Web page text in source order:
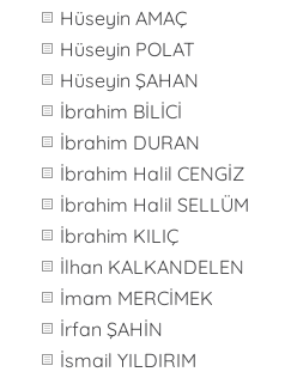
Hüseyin AMAÇ
Hüseyin POLAT
Hüseyin ŞAHAN
İbrahim BİLİCİ
İbrahim DURAN
İbrahim Halil CENGİZ
İbrahim Halil SELLÜM
İbrahim KILIÇ
İlhan KALKANDELEN
İmam MERCİMEK
İrfan ŞAHİN
İsmail YILDIRIM